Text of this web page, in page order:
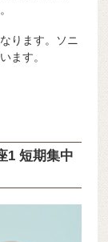
ります。ソニ
ます。
1 短期集中